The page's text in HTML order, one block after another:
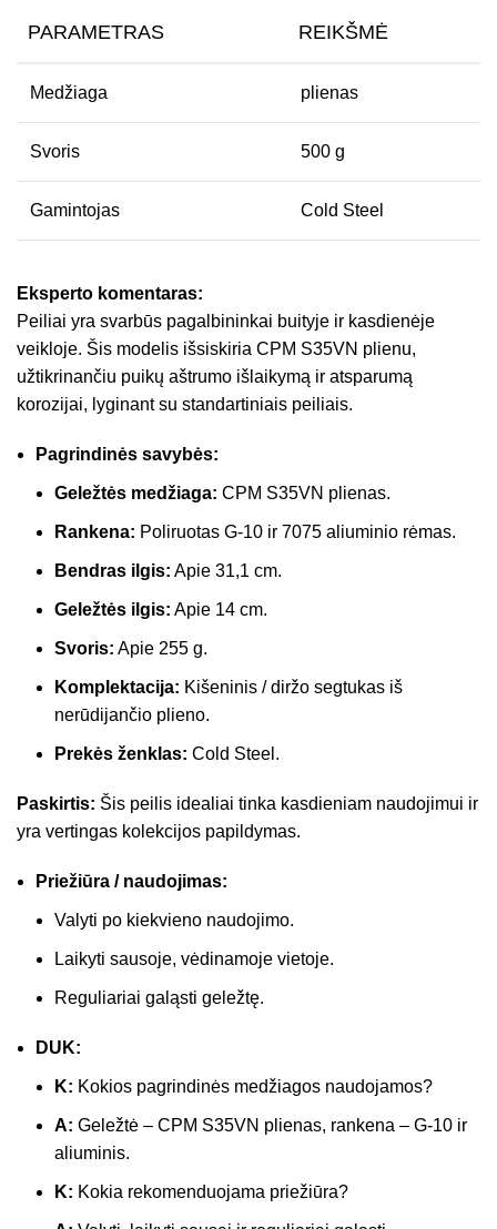
PARAMETRAS REIKŠMĖ
Medžiaga plienas
Svoris 500 g
Gamintojas Cold Steel
Eksperto komentaras:
Peiliai yra svarbūs pagalbininkai buityje ir kasdienėje
veikloje. Šis modelis išsiskiria CPM S35VN plienu,
užtikrinančiu puikų aštrumo išlaikymą ir atsparumą
korozijai, lyginant su standartiniais peiliais.
Pagrindinės savybės:
Geležtės medžiaga: CPM S35VN plienas.
Rankena: Poliruotas G-10 ir 7075 aliuminio rėmas.
Bendras ilgis: Apie 31,1 cm.
Geležtės ilgis: Apie 14 cm.
Svoris: Apie 255 g.
Komplektacija: Kišeninis / diržo segtukas iš
nerūdijančio plieno.
Prekės ženklas: Cold Steel.
Paskirtis: Šis peilis idealiai tinka kasdieniam naudojimui ir
yra vertingas kolekcijos papildymas.
Priežiūra / naudojimas:
Valyti po kiekvieno naudojimo.
Laikyti sausoje, vėdinamoje vietoje.
Reguliariai galąsti geležtę.
DUK:
K: Kokios pagrindinės medžiagos naudojamos?
A: Geležtė – CPM S35VN plienas, rankena – G-10 ir
aliuminis.
K: Kokia rekomenduojama priežiūra?